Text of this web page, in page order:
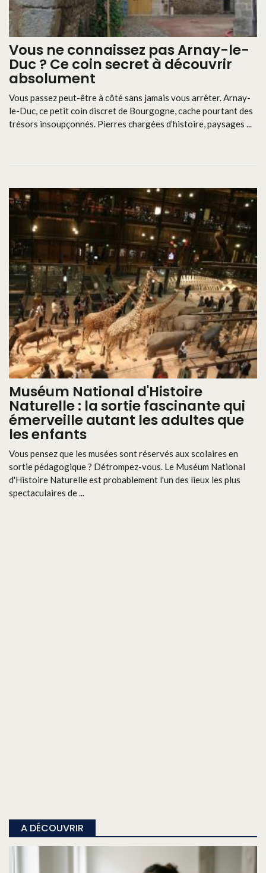
Vous ne connaissez pas Arnay-le-
Duc ? Ce coin secret à découvrir
absolument
Vous passez peut-être à côté sans jamais vous arrêter. Arnay-
le-Duc, ce petit coin discret de Bourgogne, cache pourtant des
trésors insoupçonnés. Pierres chargées d’histoire, paysages ...
Muséum National d'Histoire
Naturelle : la sortie fascinante qui
émerveille autant les adultes que
les enfants
Vous pensez que les musées sont réservés aux scolaires en
sortie pédagogique ? Détrompez-vous. Le Muséum National
d'Histoire Naturelle est probablement l'un des lieux les plus
spectaculaires de ...
A DÉCOUVRIR